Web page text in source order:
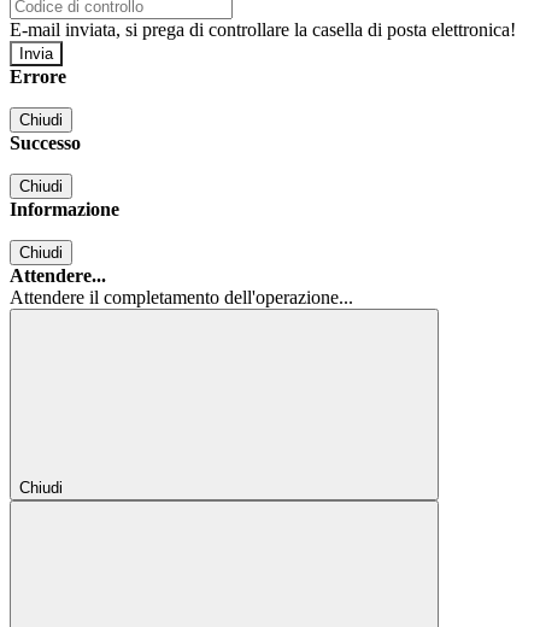
E-mail inviata, si prega di controllare la casella di posta elettronica!
Errore
Chiudi
Successo
Chiudi
Informazione
Chiudi
Attendere...
Attendere il completamento dell'operazione...
Chiudi